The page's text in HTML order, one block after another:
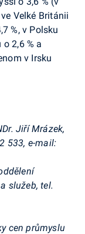
Velké Británii
%, v Polsku
o 2,6 % a
v Irsku
Jiří Mrázek,
533, e-mail:
služeb, tel.
cen průmyslu